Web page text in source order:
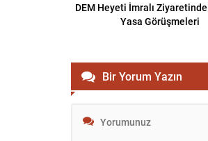
DEM Heyeti İmralı
Yasa Görüşmeleri
Bir Yorum Yazın